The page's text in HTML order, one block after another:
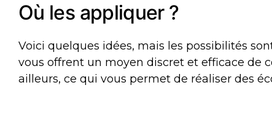
Où les appliquer ?
Voici quelques idées, mais les possibilités
vous offrent un moyen discret et efficace de
ailleurs, ce qui vous permet de réaliser des